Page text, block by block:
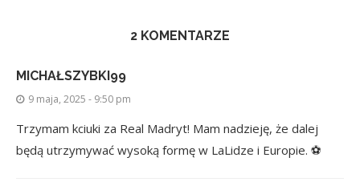
2 KOMENTARZE
MICHAŁSZYBKI99
9 maja, 2025 - 9:50 pm
Trzymam kciuki za Real Madryt! Mam nadzieję, że dalej
będą utrzymywać wysoką formę w LaLidze i Europie. ⚽️